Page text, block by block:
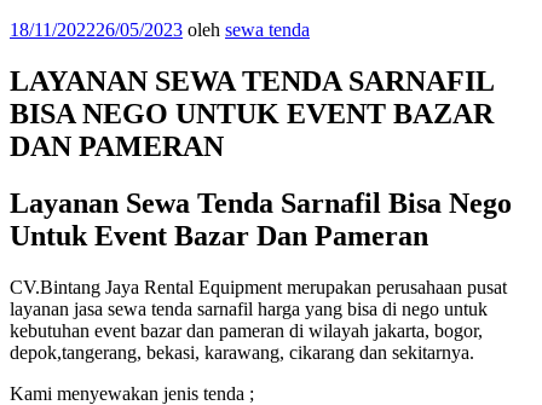
Diposkan
18/11/202226/05/2023 oleh sewa tenda
LAYANAN SEWA TENDA SARNAFIL
BISA NEGO UNTUK EVENT BAZAR
DAN PAMERAN
Layanan Sewa Tenda Sarnafil Bisa Nego
Untuk Event Bazar Dan Pameran
CV.Bintang Jaya Rental Equipment merupakan perusahaan pusat
layanan jasa sewa tenda sarnafil harga yang bisa di nego untuk
kebutuhan event bazar dan pameran di wilayah jakarta, bogor,
depok,tangerang, bekasi, karawang, cikarang dan sekitarnya.
Kami menyewakan jenis tenda ;